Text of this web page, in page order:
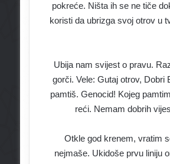
pokreće. Ništa ih se ne tiče
koristi da ubrizga svoj otrov u
Ubija nam svijest o pravu.
gorči. Vele: Gutaj otrov, Dobri
pamtiš. Genocid! Kojeg
reći. Nemam dobrih
Otkle god krenem, vratim
nejmaše. Ukidoše prvu liniju